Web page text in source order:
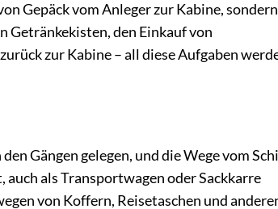
Gepäck vom Anleger zur Kabine, sondern
Getränkekisten, den Einkauf von
zur Kabine – all diese Aufgaben
Gängen gelegen, und die Wege vom
als Transportwagen oder Sackkarre
von Koffern, Reisetaschen und